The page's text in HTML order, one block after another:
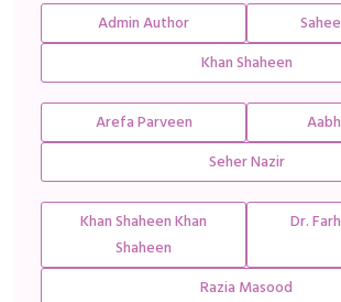
Admin Author
Khan Shaheen
Arefa Parveen
Seher Nazir
Khan Shaheen Khan
Shaheen
Dr.
Razia Masood